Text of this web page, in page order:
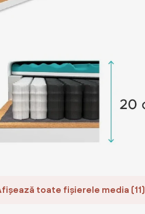
toate fișierele media (11)